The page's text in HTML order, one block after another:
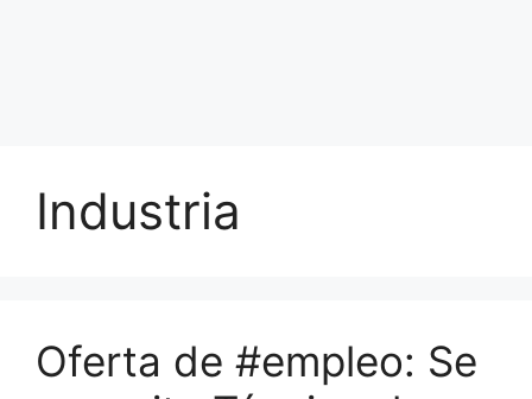
Industria
Oferta de #empleo: Se